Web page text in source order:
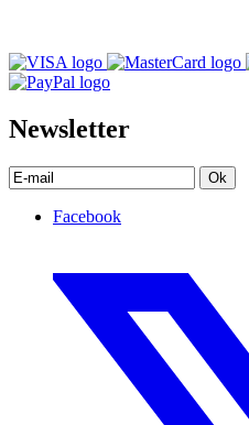
Newsletter
Ok
Facebook